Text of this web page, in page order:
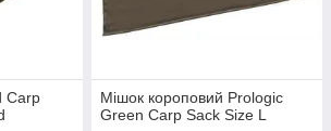
Carp
Мішок короповий Prologic
Green Carp Sack Size L